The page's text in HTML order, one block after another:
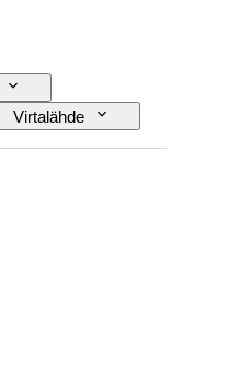
Virtalähde